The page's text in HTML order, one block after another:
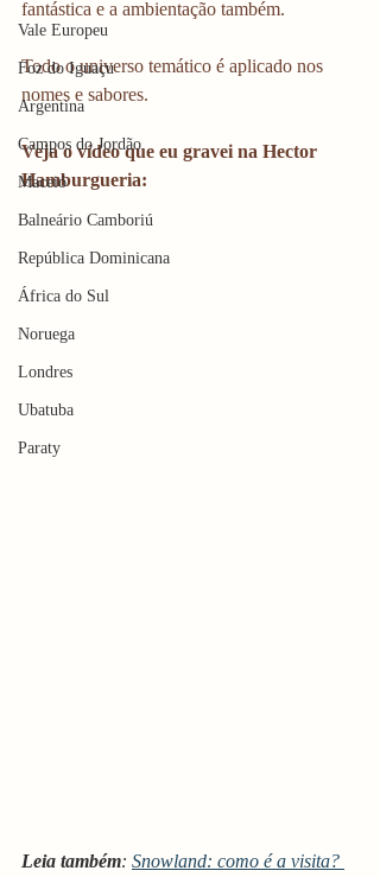
Vale Europeu
Foz do Iguaçu
Argentina
Campos do Jordão
Maceió
Balneário Camboriú
República Dominicana
África do Sul
Noruega
Londres
Ubatuba
Paraty
fantástica e a ambientação também.
Todo o universo temático é aplicado nos
nomes e sabores.
Veja o vídeo que eu gravei na Hector
Hamburgueria:
Leia também: Snowland: como é a visita?